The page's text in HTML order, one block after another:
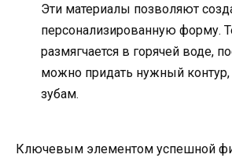
Эти материалы позволяют
персонализированную форму.
размягчается в горячей воде,
можно придать нужный
зубам.
Ключевым элементом успешной